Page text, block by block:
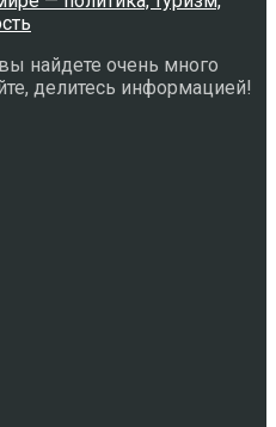
найдете очень много
делитесь информацией!